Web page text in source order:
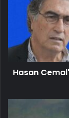
Hasan